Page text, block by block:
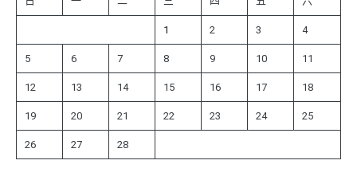
1 2 3 4
5 6 7 8 9 10 11
12 13 14 15 16 17 18
19 20 21 22 23 24 25
26 27 28